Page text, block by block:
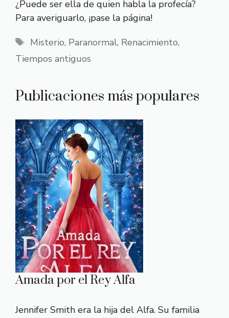
¿Puede ser ella de quien habla la profecía?
Para averiguarlo, ¡pase la página!
Etiquetas
Misterio, Paranormal, Renacimiento,
Tiempos antiguos
Publicaciones más populares
Amada por el Rey Alfa
Jennifer Smith era la hija del Alfa. Su familia